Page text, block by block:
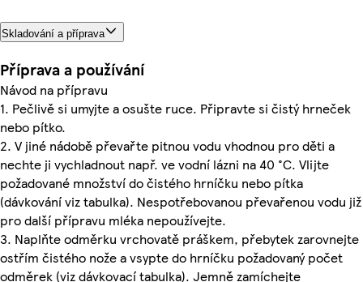
Skladování a příprava
Příprava a používání
Návod na přípravu
1. Pečlivě si umyjte a osušte ruce. Připravte si čistý hrneček
nebo pítko.
2. V jiné nádobě převařte pitnou vodu vhodnou pro děti a
nechte ji vychladnout např. ve vodní lázni na 40 °C. Vlijte
požadované množství do čistého hrníčku nebo pítka
(dávkování viz tabulka). Nespotřebovanou převařenou vodu již
pro další přípravu mléka nepoužívejte.
3. Naplňte odměrku vrchovatě práškem, přebytek zarovnejte
ostřím čistého nože a vsypte do hrníčku požadovaný počet
odměrek (viz dávkovací tabulka). Jemně zamíchejte